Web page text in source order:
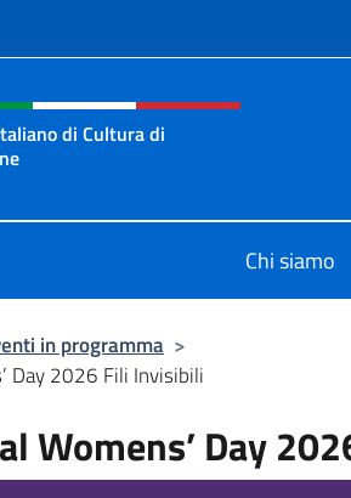
social e menù
di Cultura di
Chi siamo
in programma >
Day 2026 Fili Invisibili
Womens’ Day